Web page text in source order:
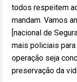
todos respeitem
mandam. Vamos
[nacional de
mais policiais para
operação seja
preservação da